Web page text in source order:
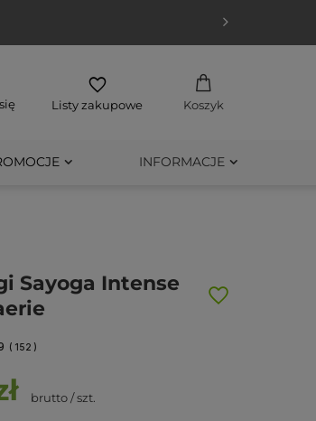
Listy zakupowe Koszyk
INFORMACJE
Sayoga Intense
( 152 )
brutto/szt.